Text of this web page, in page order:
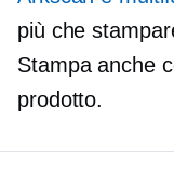
più che
Stampa anche
prodotto.